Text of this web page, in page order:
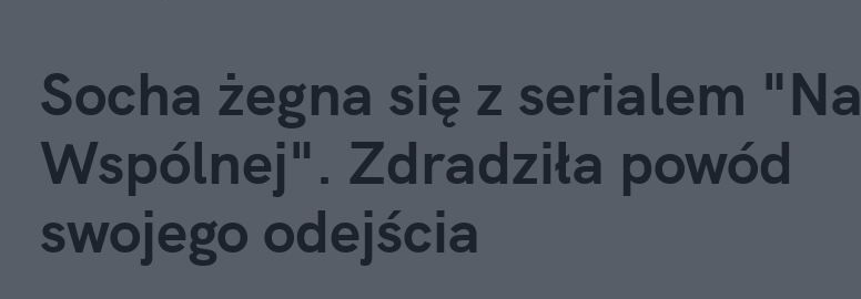
Socha żegna się z serialem "Na
Wspólnej". Zdradziła powód
swojego odejścia